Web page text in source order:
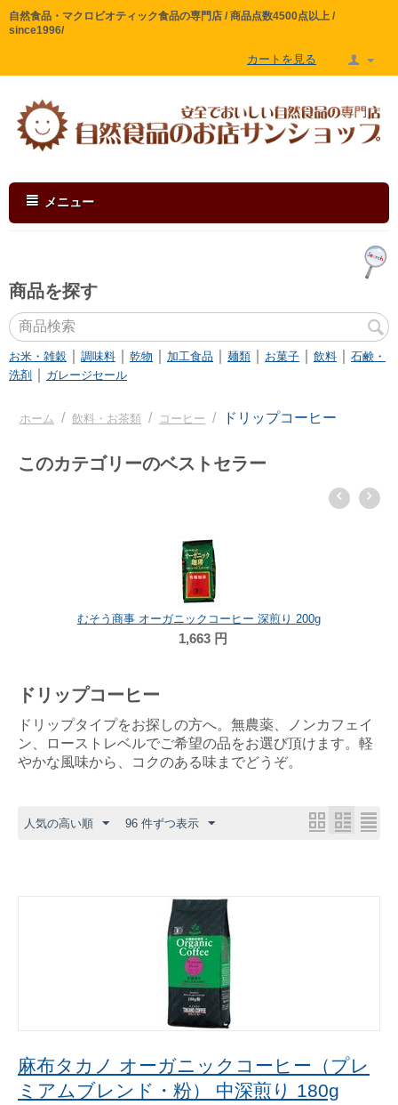
自然食品・マクロビオティック食品の専門店 / 商品点数4500点以上 /
since1996/
カートを見る
メニュー
商品を探す
お米・雑穀 調味料 乾物 加工食品 麺類 お菓子 飲料
石鹸・
洗剤
ガレージセール
ホーム / 飲料・お茶類 / コーヒー / ドリップコーヒー
このカテゴリーのベストセラー
むそう商事 オーガニックコーヒー 深煎り 200g
1,663 円
ドリップコーヒー
ドリップタイプをお探しの方へ。無農薬、ノンカフェイ
ン、ローストレベルでご希望の品をお選び頂けます。軽
やかな風味から、コクのある味までどうぞ。
人気の高い順 96 件ずつ表示
麻布タカノ オーガニックコーヒー（プレ
ミアムブレンド・粉） 中深煎り 180g